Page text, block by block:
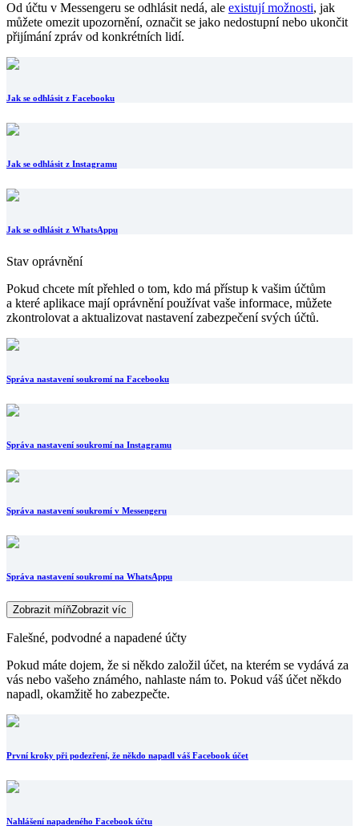
Od účtu v Messengeru se odhlásit nedá, ale existují možnosti, jak
můžete omezit upozornění, označit se jako nedostupní nebo ukončit
přijímání zpráv od konkrétních lidí.
Jak se odhlásit z Facebooku
Jak se odhlásit z Instagramu
Jak se odhlásit z WhatsAppu
Stav oprávnění
Pokud chcete mít přehled o tom, kdo má přístup k vašim účtům
a které aplikace mají oprávnění používat vaše informace, můžete
zkontrolovat a aktualizovat nastavení zabezpečení svých účtů.
Správa nastavení soukromí na Facebooku
Správa nastavení soukromí na Instagramu
Správa nastavení soukromí v Messengeru
Správa nastavení soukromí na WhatsAppu
Zobrazit míňZobrazit víc
Falešné, podvodné a napadené účty
Pokud máte dojem, že si někdo založil účet, na kterém se vydává za
vás nebo vašeho známého, nahlaste nám to. Pokud váš účet někdo
napadl, okamžitě ho zabezpečte.
První kroky při podezření, že někdo napadl váš Facebook účet
Nahlášení napadeného Facebook účtu